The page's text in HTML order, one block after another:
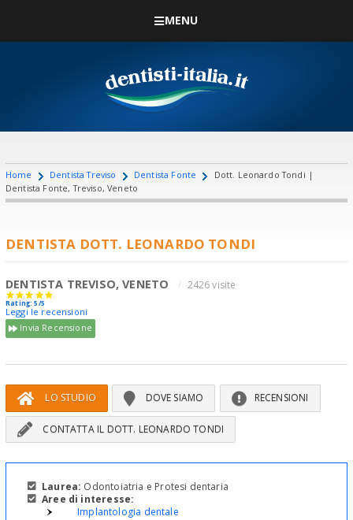
MENU
Home Dentista Treviso Dentista Fonte
Dott. Leonardo Tondi |
Dentista Fonte, Treviso, Veneto
DENTISTA DOTT. LEONARDO TONDI
DENTISTA TREVISO, VENETO 2426 visite
Rating: 5/5
Leggi le recensioni
Invia Recensione
LO STUDIO DOVE SIAMO RECENSIONI
CONTATTA IL DOTT. LEONARDO TONDI
Laurea: Odontoiatria e Protesi dentaria
Aree di interesse:
Implantologia dentale